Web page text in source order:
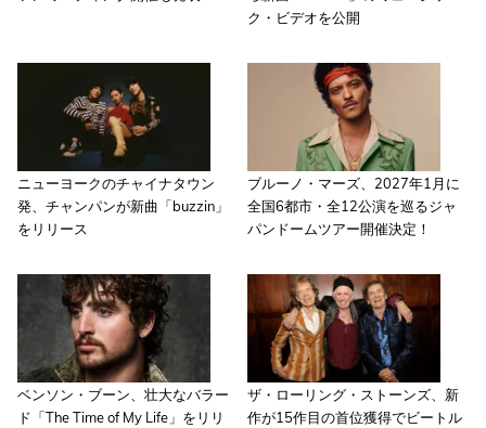
ク・ビデオを公開
ニューヨークのチャイナタウン
発、チャンパンが新曲「buzzin」
をリリース
ブルーノ・マーズ、2027年1月に
全国6都市・全12公演を巡るジャ
パンドームツアー開催決定！
ベンソン・ブーン、壮大なバラー
ド「The Time of My Life」をリリ
ザ・ローリング・ストーンズ、新
作が15作目の首位獲得でビートル